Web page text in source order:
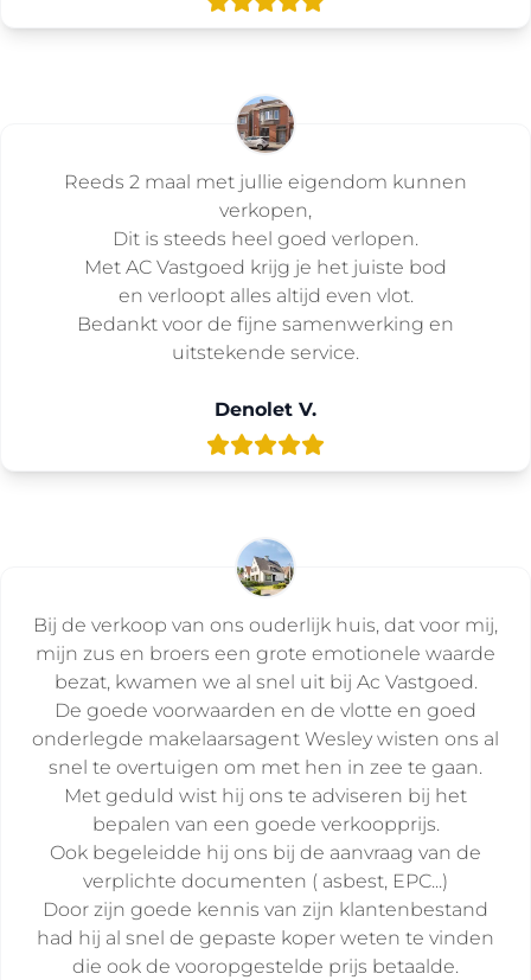
Reeds 2 maal met jullie eigendom kunnen
verkopen,
Dit is steeds heel goed verlopen.
Met AC Vastgoed krijg je het juiste bod
en verloopt alles altijd even vlot.
Bedankt voor de fijne samenwerking en
uitstekende service.
Denolet V.
Bij de verkoop van ons ouderlijk huis, dat voor mij,
mijn zus en broers een grote emotionele waarde
bezat, kwamen we al snel uit bij Ac Vastgoed.
De goede voorwaarden en de vlotte en goed
onderlegde makelaarsagent Wesley wisten ons al
snel te overtuigen om met hen in zee te gaan.
Met geduld wist hij ons te adviseren bij het
bepalen van een goede verkoopprijs.
Ook begeleidde hij ons bij de aanvraag van de
verplichte documenten ( asbest, EPC...)
Door zijn goede kennis van zijn klantenbestand
had hij al snel de gepaste koper weten te vinden
die ook de vooropgestelde prijs betaalde.